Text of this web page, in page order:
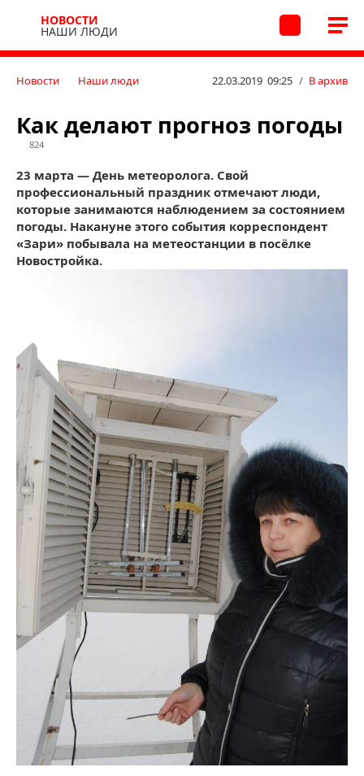
НОВОСТИ
НАШИ ЛЮДИ
Новости Наши люди 22.03.2019 09:25 / В архив
Как делают прогноз погоды
824
23 марта — День метеоролога. Свой
профессиональный праздник отмечают люди,
которые занимаются наблюдением за состоянием
погоды. Накануне этого события корреспондент
«Зари» побывала на метеостанции в посёлке
Новостройка.